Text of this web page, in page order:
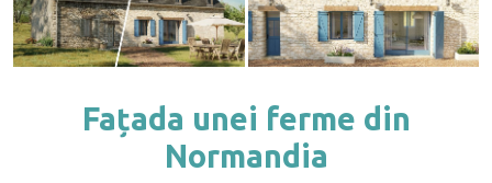
Fațada unei ferme din
Normandia